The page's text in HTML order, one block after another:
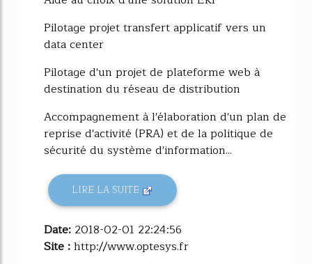
Pilotage projet transfert applicatif vers un
data center
Pilotage d'un projet de plateforme web à
destination du réseau de distribution
Accompagnement à l'élaboration d'un plan de
reprise d'activité (PRA) et de la politique de
sécurité du système d'information...
LIRE LA SUITE
Date: 2018-02-01 22:24:56
Site :http://www.optesys.fr